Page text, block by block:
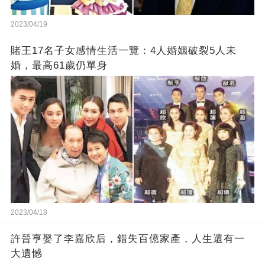
2023/04/19
賭王17名子女感情生活一覽：4人婚姻破裂5人未
婚，最高61歲仍單身
2023/04/18
許晉亨娶了李嘉欣后，錯失百億家產，人生還有一
大遺憾